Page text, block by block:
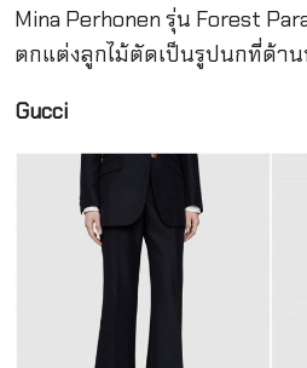
Mina Perhonen รุ่น Forest
ตกแต่งลูกไม้ตัดเป็นรูปนกที่ด้าน
Gucci